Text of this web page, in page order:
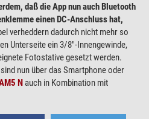
daß die App nun auch Bluetooth
einen DC-Anschluss hat,
verheddern dadurch nicht mehr so
Unterseite ein 3/8″-Innengewinde,
Fotostative gesetzt werden.
nun über das Smartphone oder
N auch in Kombination mit